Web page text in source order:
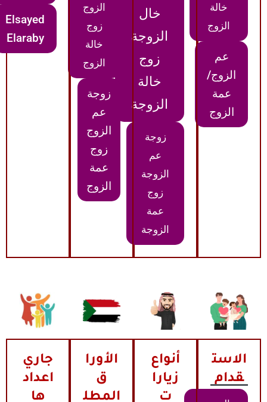
خالة
الزوج
الزوج/
عمة
الزوج
خال
الزوجة
زوج
خالة
الزوجة
زوجة
الزوجة
زوج
عمة
الزوجة
الزوج
زوج
خالة
الزوج
زوجة
الزوج
زوج
عمة
الزوج
Elsayed
Elaraby
الاست
قدام
أنواع
زيارا
ت
الأورا
المطل
جاري
اعداد